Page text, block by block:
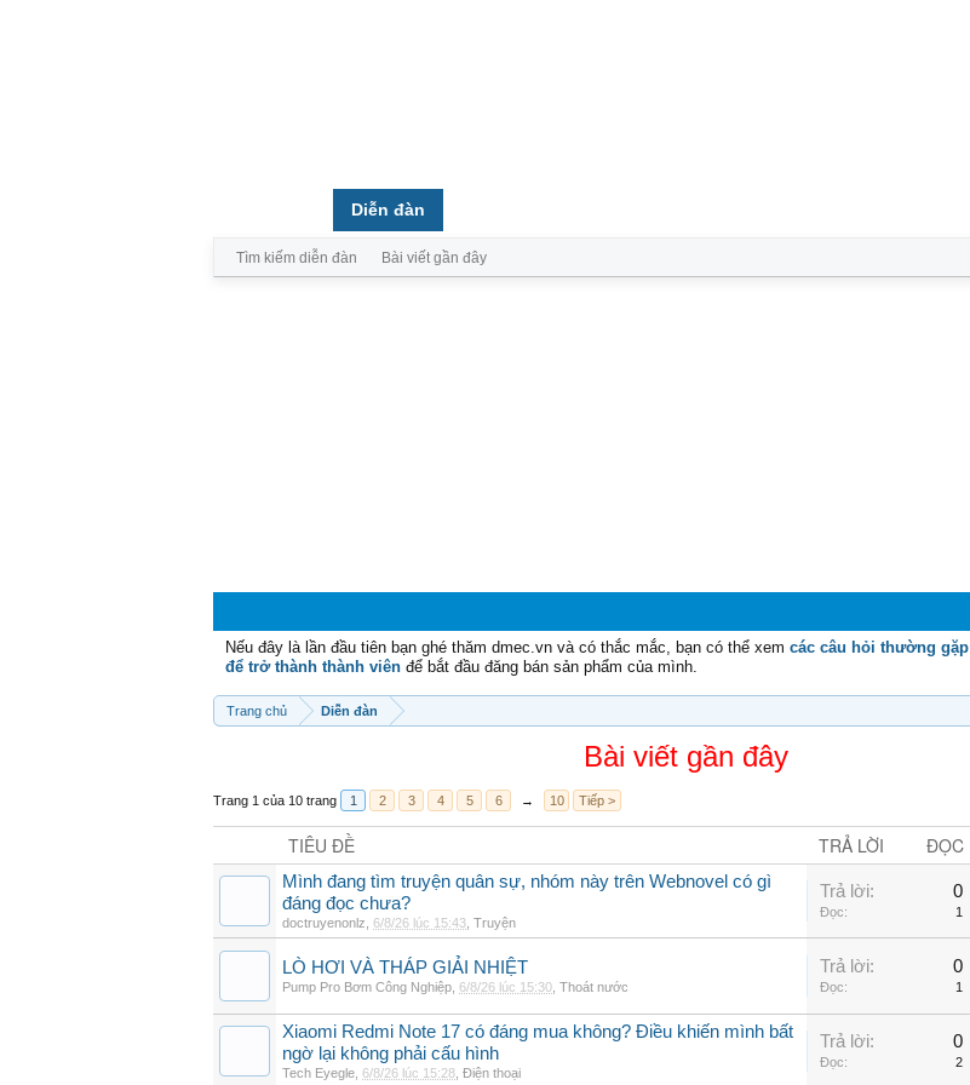
Nếu đây là lần đầu tiên bạn ghé thăm dmec.vn và có thắc mắc, bạn có thể xem các câu hỏi thường gặp
để trở thành thành viên để bắt đầu đăng bán sản phẩm của mình.
Trang chủ Diễn đàn
Bài viết gần đây
Trang 1 của 10 trang 1 2 3 4 5 6 → 10 Tiếp >
TIÊU ĐỀ TRẢ LỜI ĐỌC
Mình đang tìm truyện quân sự, nhóm này trên Webnovel có gì
đáng đọc chưa?
doctruyenonlz 4 phút trước,Truyện
Trả lời: 0
Đọc: 1
LÒ HƠI VÀ THÁP GIẢI NHIỆT
Pump Pro Bơm Công Nghiệp 18 phút trước,Thoát nước
Trả lời: 0
Đọc: 1
Xiaomi Redmi Note 17 có đáng mua không? Điều khiến mình bất
ngờ lại không phải cấu hình
Tech Eyegle 20 phút trước,Điện thoại
Trả lời: 0
Đọc: 2
Diễn đàn
Tìm kiếm diễn đàn Bài viết gần đây